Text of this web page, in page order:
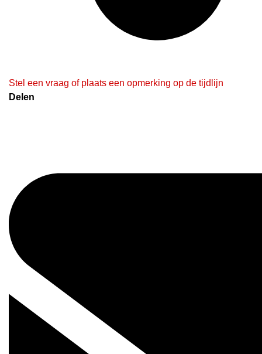
Stel een vraag of plaats een opmerking op de tijdlijn
Delen